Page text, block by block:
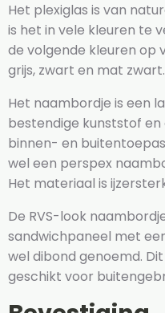
Het plexiglas is van
is het in vele kleuren te
de volgende kleuren op
grijs, zwart en mat zwart.
Het naambordje is een
bestendige kunststof
binnen- en
wel een perspex
Het materiaal is
De RVS-look
sandwichpaneel met
wel dibond genoemd.
geschikt voor